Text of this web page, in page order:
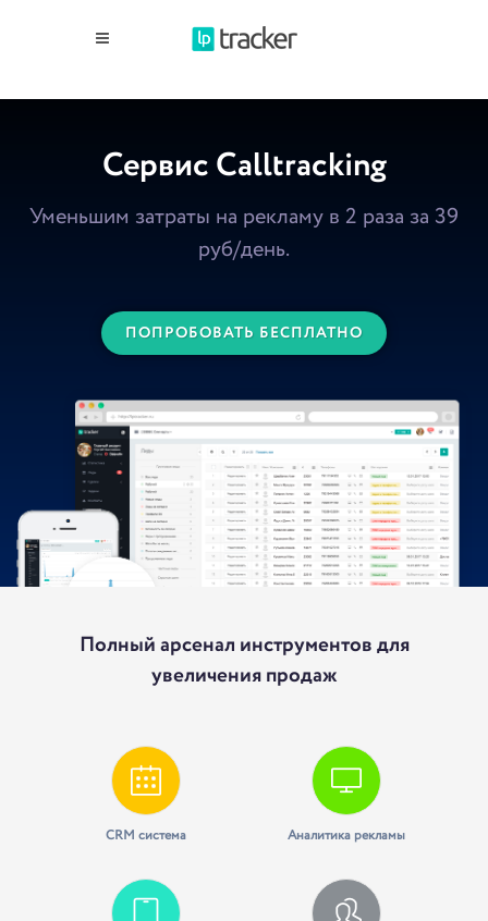
Сервис Calltracking
Уменьшим затраты на рекламу в 2 раза за 39
руб/день.
ПОПРОБОВАТЬ БЕСПЛАТНО
Полный арсенал инструментов для
увеличения продаж
CRM система Аналитика рекламы